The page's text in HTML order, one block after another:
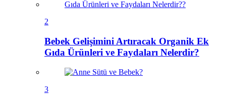
2
Bebek Gelişimini Artıracak Organik Ek
Gıda Ürünleri ve Faydaları Nelerdir?
3